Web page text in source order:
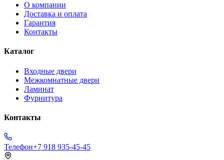
О компании
Доставка и оплата
Гарантия
Контакты
Каталог
Входные двери
Межкомнатные двери
Ламинат
Фурнитура
Контакты
Телефон+7 918 935-45-45